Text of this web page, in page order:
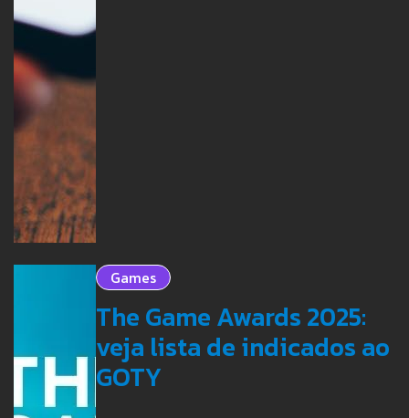
Games
The Game Awards 2025:
veja lista de indicados ao
GOTY